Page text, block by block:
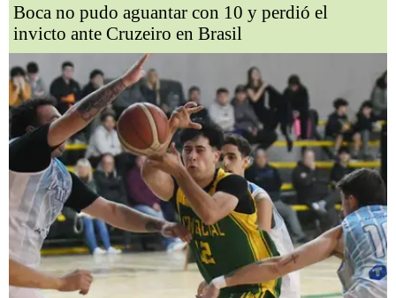
Boca no pudo aguantar con 10 y perdió el
invicto ante Cruzeiro en Brasil